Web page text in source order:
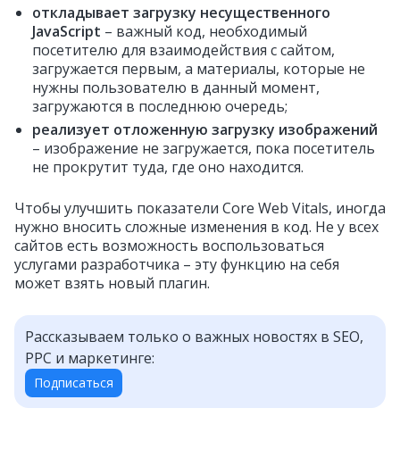
откладывает загрузку несущественного
JavaScript – важный код, необходимый
посетителю для взаимодействия с сайтом,
загружается первым, а материалы, которые не
нужны пользователю в данный момент,
загружаются в последнюю очередь;
реализует отложенную загрузку изображений
– изображение не загружается, пока посетитель
не прокрутит туда, где оно находится.
Чтобы улучшить показатели Core Web Vitals, иногда
нужно вносить сложные изменения в код. Не у всех
сайтов есть возможность воспользоваться
услугами разработчика – эту функцию на себя
может взять новый плагин.
Рассказываем только о важных новостях в SEO,
PPC и маркетинге:
Подписаться